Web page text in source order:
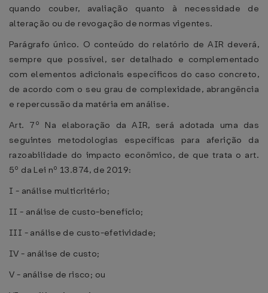
quando couber, avaliação quanto à necessidade de
alteração ou de revogação de normas vigentes.
Parágrafo único. O conteúdo do relatório de AIR deverá,
sempre que possível, ser detalhado e complementado
com elementos adicionais específicos do caso concreto,
de acordo com o seu grau de complexidade, abrangência
e repercussão da matéria em análise.
Art. 7º Na elaboração da AIR, será adotada uma das
seguintes metodologias específicas para aferição da
razoabilidade do impacto econômico, de que trata o art.
5º da Lei nº 13.874, de 2019:
I - análise multicritério;
II - análise de custo-benefício;
III - análise de custo-efetividade;
IV - análise de custo;
V - análise de risco; ou